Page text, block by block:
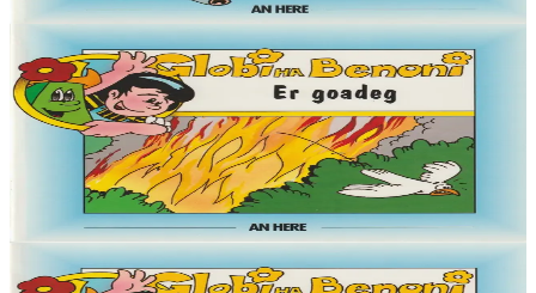
Er stok4,50 €
6 vloaz hag ouzhpenn
An Here
Globi ha Benoni - Er goadeg (5)
« Demat, Globi eo ma anv, ha deuet on war an Douar da welet ma
mignon Benoni. Pell-pell amzer zo e oa ken brav ar blanedenn
m'edon o vevañ hag an Douar....
Er stok4,50 €
6 vloaz hag ouzhpenn
An Here